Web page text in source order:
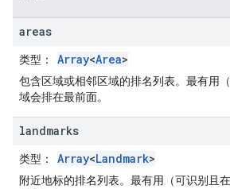
areas
类型 ： Array<Area>
包含区域或相邻区域的排名列表。最有用
域会排在最前面。
landmarks
类型 ： Array<Landmark>
附近地标的排名列表。最有用（可识别且